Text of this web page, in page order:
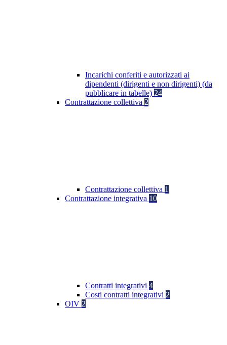
Incarichi conferiti e autorizzati ai
dipendenti (dirigenti e non dirigenti) (da
pubblicare in tabelle) 24
Contrattazione collettiva 2
Contrattazione collettiva 1
Contrattazione integrativa 10
Contratti integrativi 4
Costi contratti integrativi 2
OIV 2